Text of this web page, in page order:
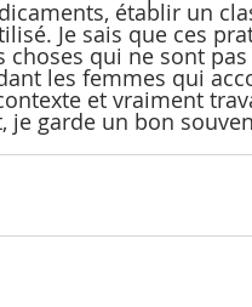
établir un
Je sais que ces
qui ne sont
les femmes qui
et vraiment
je garde un bon